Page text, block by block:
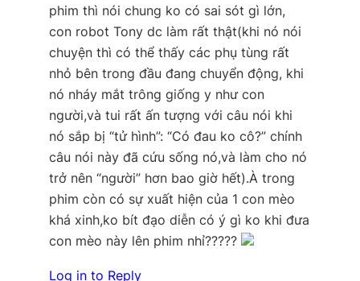
phim thì nói chung ko có sai sót gì lớn,
con robot Tony dc làm rất thật(khi nó nói
chuyện thì có thể thấy các phụ tùng rất
nhỏ bên trong đầu đang chuyển động, khi
nó nháy mắt trông giống y như con
người,và tui rất ấn tượng với câu nói khi
nó sắp bị “tử hình”: “Có đau ko cô?” chính
câu nói này đã cứu sống nó,và làm cho nó
trở nên “người” hơn bao giờ hết).À trong
phim còn có sự xuất hiện của 1 con mèo
khá xinh,ko bít đạo diễn có ý gì ko khi đưa
con mèo này lên phim nhỉ?????
Log in to Reply